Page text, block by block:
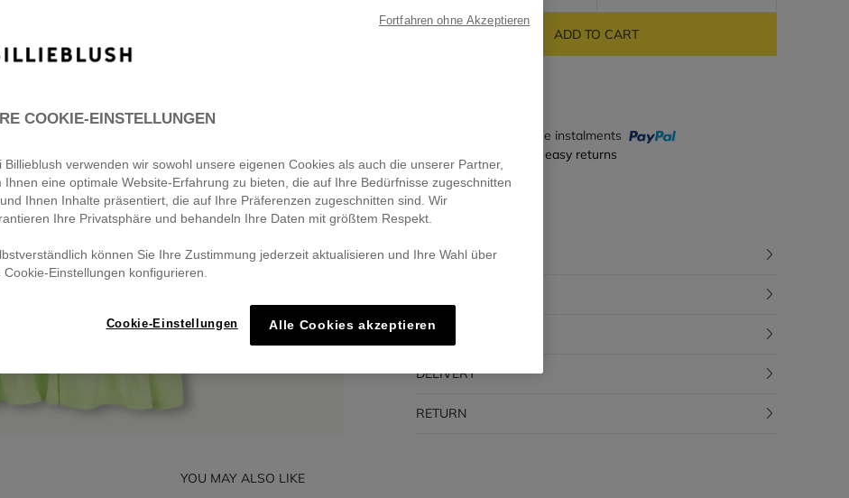
ADD TO CART
Pay in 4 interest-free instalments
🔒 Secure payment & easy returns
DESCRIPTION
TRACEABILITY
DELIVERY
RETURN
YOU MAY ALSO LIKE
COOKIE-EINSTELLUNGEN
Billieblush verwenden wir sowohl unsere eigenen Cookies als auch die unserer Partner,
Ihnen eine optimale Website-Erfahrung zu bieten, die auf Ihre Bedürfnisse zugeschnitten
Ihnen Inhalte präsentiert, die auf Ihre Präferenzen zugeschnitten sind. Wir
Ihre Privatsphäre und behandeln Ihre Daten mit größtem Respekt.
können Sie Ihre Zustimmung jederzeit aktualisieren und Ihre Wahl über
Cookie-Einstellungen konfigurieren.
Cookie-Einstellungen Alle Cookies akzeptieren
Fortfahren ohne Akzeptieren